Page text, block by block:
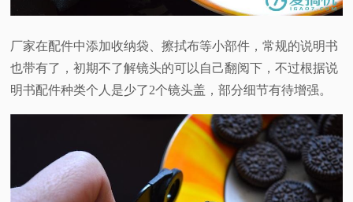
厂家在配件中添加收纳袋、擦拭布等小部件，常规的说明书
也带有了，初期不了解镜头的可以自己翻阅下，不过根据说
明书配件种类个人是少了2个镜头盖，部分细节有待增强。